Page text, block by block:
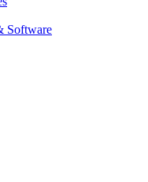
Software